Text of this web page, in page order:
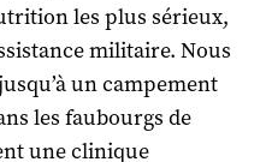
les plus sérieux,
militaire. Nous
un campement
les faubourgs de
une clinique